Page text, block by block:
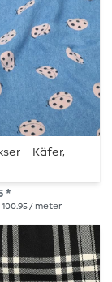
– Käfer,
*
100.95 / meter